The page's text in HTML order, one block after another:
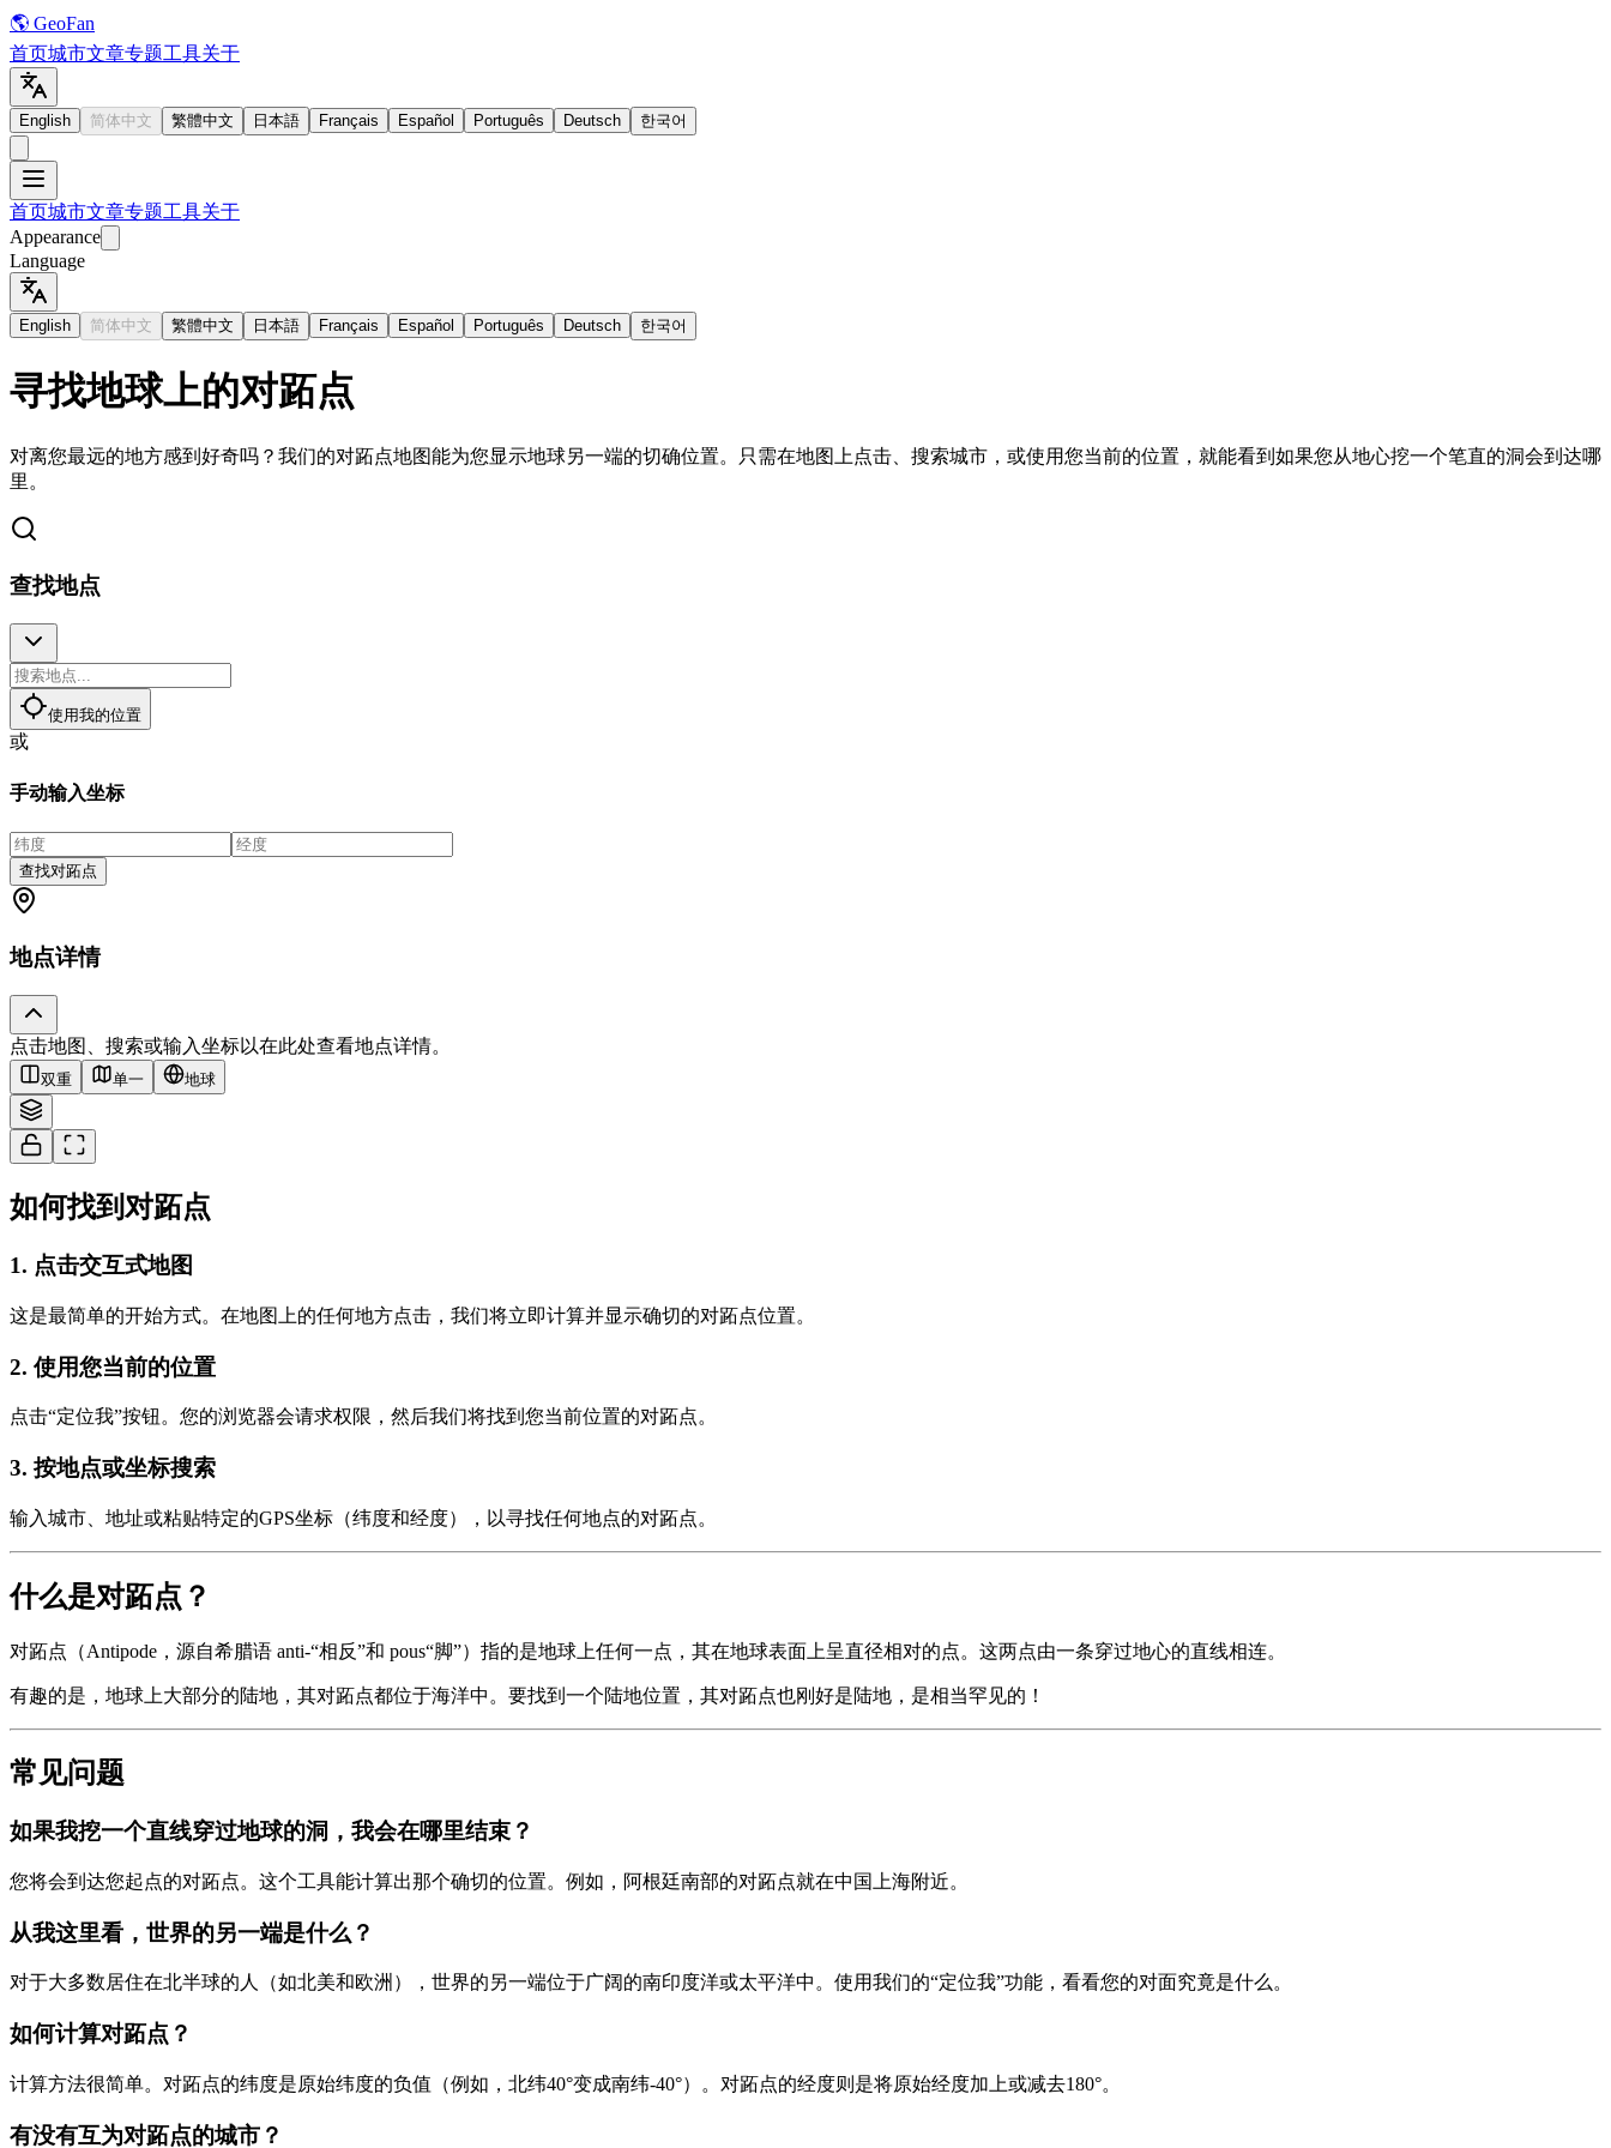
🌎 GeoFan
首页城市文章专题工具关于
English 简体中文 繁體中文 日本語 Français Español Português Deutsch 한국어
首页城市文章专题工具关于
Appearance
Language
English 简体中文 繁體中文 日本語 Français Español Português Deutsch 한국어
寻找地球上的对跖点
对离您最远的地方感到好奇吗？我们的对跖点地图能为您显示地球另一端的切确位置。只需在地图上点击、搜索城市，或使用您当前的位置，就能看到如果您从地心挖一个笔直的洞会到达哪
里。
查找地点
使用我的位置
或
手动输入坐标
查找对跖点
地点详情
点击地图、搜索或输入坐标以在此处查看地点详情。
双重 单一 地球
如何找到对跖点
1. 点击交互式地图
这是最简单的开始方式。在地图上的任何地方点击，我们将立即计算并显示确切的对跖点位置。
2. 使用您当前的位置
点击“定位我”按钮。您的浏览器会请求权限，然后我们将找到您当前位置的对跖点。
3. 按地点或坐标搜索
输入城市、地址或粘贴特定的GPS坐标（纬度和经度），以寻找任何地点的对跖点。
什么是对跖点？
对跖点（Antipode，源自希腊语 anti-“相反”和 pous“脚”）指的是地球上任何一点，其在地球表面上呈直径相对的点。这两点由一条穿过地心的直线相连。
有趣的是，地球上大部分的陆地，其对跖点都位于海洋中。要找到一个陆地位置，其对跖点也刚好是陆地，是相当罕见的！
常见问题
如果我挖一个直线穿过地球的洞，我会在哪里结束？
您将会到达您起点的对跖点。这个工具能计算出那个确切的位置。例如，阿根廷南部的对跖点就在中国上海附近。
从我这里看，世界的另一端是什么？
对于大多数居住在北半球的人（如北美和欧洲），世界的另一端位于广阔的南印度洋或太平洋中。使用我们的“定位我”功能，看看您的对面究竟是什么。
如何计算对跖点？
计算方法很简单。对跖点的纬度是原始纬度的负值（例如，北纬40°变成南纬-40°）。对跖点的经度则是将原始经度加上或减去180°。
有没有互为对跖点的城市？